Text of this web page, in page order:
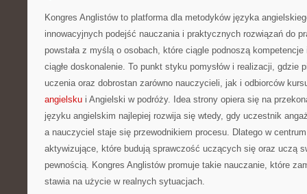
Kongres Anglistów to platforma dla metodyków języka
innowacyjnych podejść nauczania i praktycznych rozwiązań do
powstała z myślą o osobach, które ciągle podnoszą
ciągłe doskonalenie. To punkt styku pomysłów i realizacji, gdzie
uczenia oraz dobrostan zarówno nauczycieli, jak i odbiorców
angielsku i Angielski w podróży. Idea strony opiera się na
języku angielskim najlepiej rozwija się wtedy, gdy uczestnik
a nauczyciel staje się przewodnikiem procesu. Dlatego w
aktywizujące, które budują sprawczość uczących się oraz uczą
pewnością. Kongres Anglistów promuje takie nauczanie, które
stawia na użycie w realnych sytuacjach.